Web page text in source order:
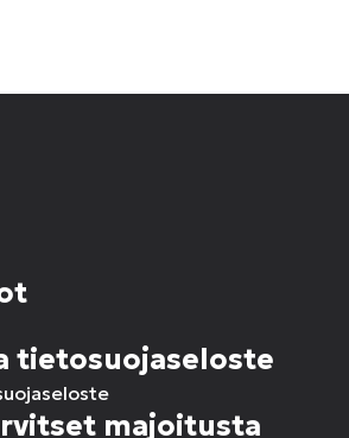
tietosuojaseloste
majoitusta